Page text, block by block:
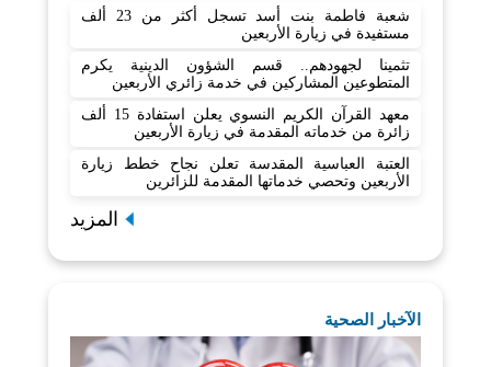
شعبة فاطمة بنت أسد تسجل أكثر من 23 ألف
مستفيدة في زيارة الأربعين
تثمينا لجهودهم.. قسم الشؤون الدينية يكرم
المتطوعين المشاركين في خدمة زائري الأربعين
معهد القرآن الكريم النسوي يعلن استفادة 15 ألف
زائرة من خدماته المقدمة في زيارة الأربعين
العتبة العباسية المقدسة تعلن نجاح خطط زيارة
الأربعين وتحصي خدماتها المقدمة للزائرين
المزيد
الآخبار الصحية